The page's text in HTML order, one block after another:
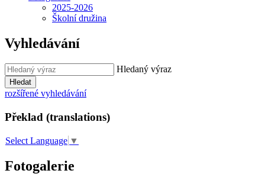
2025-2026
Školní družina
Vyhledávání
Hledaný výraz
Hledat
rozšířené vyhledávání
Překlad (translations)
Select Language ▼
Fotogalerie